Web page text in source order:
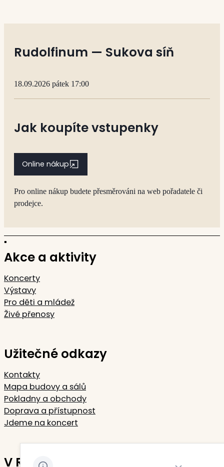
Rudolfinum — Sukova síň
18.09.2026 pátek 17:00
Jak koupíte vstupenky
Online nákup
Pro online nákup budete přesměrováni na web pořadatele či
prodejce.
Akce a aktivity
Koncerty
Výstavy
Pro děti a mládež
Živé přenosy
Užitečné odkazy
Kontakty
Mapa budovy a sálů
Pokladny a obchody
Doprava a přístupnost
Jdeme na koncert
V Rudolfinu sídlí